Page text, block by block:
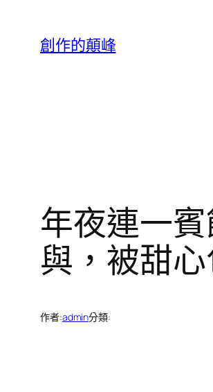
創作的顛峰
年夜連一
與，被甜
作者:admin分類: